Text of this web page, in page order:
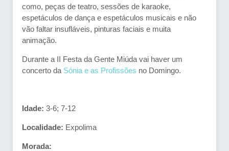
como, peças de teatro, sessões de karaoke,
espetáculos de dança e espetáculos musicais e não
vão faltar insufláveis, pinturas faciais e muita
animação.
Durante a II Festa da Gente Miúda vai haver um
concerto da Sónia e as Profissões no Domingo.
Idade: 3-6; 7-12
Localidade: Expolima
Morada: